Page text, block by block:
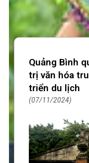
Quảng Bình
trị văn hóa
triển du lịch
07/11/2024